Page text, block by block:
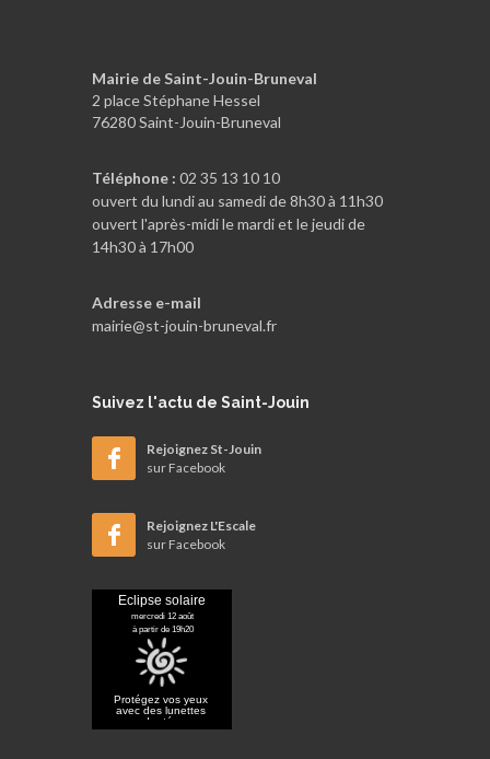
Mairie de Saint-Jouin-Bruneval
2 place Stéphane Hessel
76280 Saint-Jouin-Bruneval
Téléphone : 02 35 13 10 10
ouvert du lundi au samedi de 8h30 à 11h30
ouvert l'après-midi le mardi et le jeudi de
14h30 à 17h00
Adresse e-mail
mairie@st-jouin-bruneval.fr
Suivez l'actu de Saint-Jouin
Rejoignez St-Jouin
sur Facebook
Rejoignez L'Escale
sur Facebook